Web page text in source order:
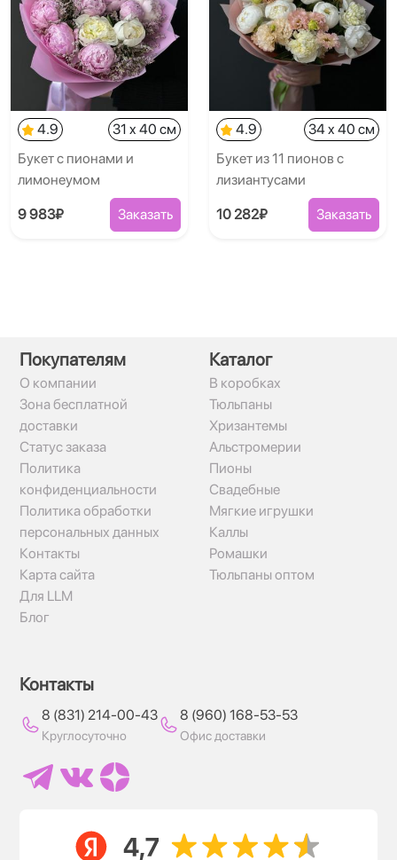
4.9
31 x 40 см
Букет с пионами и
лимонеумом
9 983₽ Заказать
4.9
34 x 40 см
Букет из 11 пионов с
лизиантусами
10 282₽ Заказать
Покупателям
О компании
Зона бесплатной
доставки
Статус заказа
Политика
конфиденциальности
Политика обработки
персональных данных
Контакты
Карта сайта
Для LLM
Блог
Каталог
В коробках
Тюльпаны
Хризантемы
Альстромерии
Пионы
Свадебные
Мягкие игрушки
Каллы
Ромашки
Тюльпаны оптом
Контакты
8 (831) 214-00-43
Круглосуточно
8 (960) 168-53-53
Офис доставки